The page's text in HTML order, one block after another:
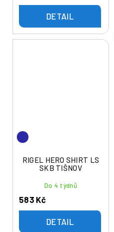
DETAIL
RIGEL HERO SHIRT LS
SKB TIŠNOV
Do 4 týdnů
583 Kč
DETAIL